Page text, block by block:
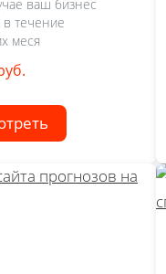
ваш бизнес
течение
меся